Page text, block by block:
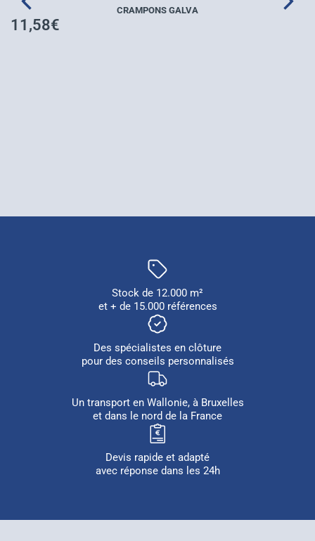
CRAMPONS GALVA
11,58€
Stock de 12.000 m²
et + de 15.000 références
Des spécialistes en clôture
pour des conseils personnalisés
Un transport en Wallonie, à Bruxelles
et dans le nord de la France
Devis rapide et adapté
avec réponse dans les 24h